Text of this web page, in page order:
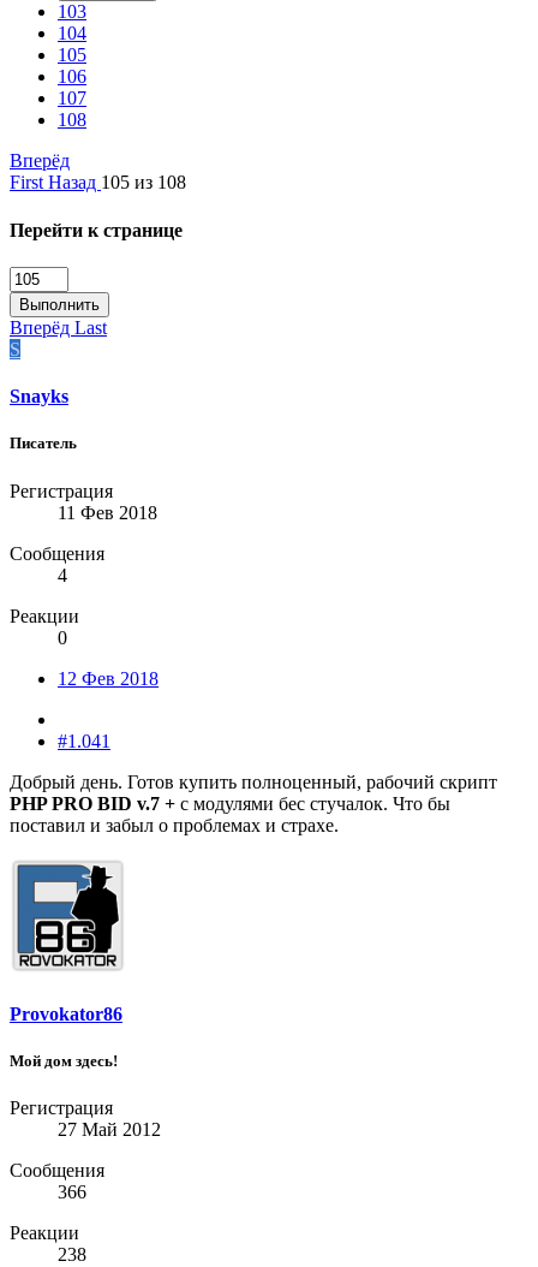
103
104
105
106
107
108
Вперёд
First Назад 105 из 108
Перейти к странице
Выполнить
Вперёд Last
S
Snayks
Писатель
Регистрация
11 Фев 2018
Сообщения
4
Реакции
0
12 Фев 2018
#1.041
Добрый день. Готов купить полноценный, рабочий скрипт
PHP PRO BID v.7 + с модулями бес стучалок. Что бы
поставил и забыл о проблемах и страхе.
Provokator86
Мой дом здесь!
Регистрация
27 Май 2012
Сообщения
366
Реакции
238